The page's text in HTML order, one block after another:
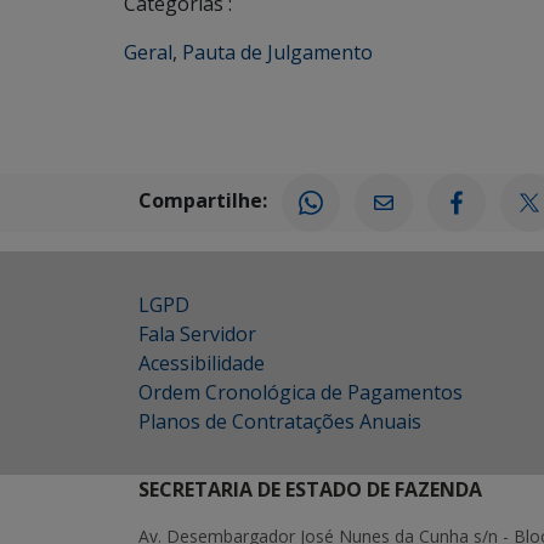
Geral, Pauta de Julgamento
Compartilhe:
LGPD
Fala Servidor
Acessibilidade
Ordem Cronológica de Pagamentos
Planos de Contratações Anuais
SECRETARIA DE ESTADO DE FAZENDA
Av. Desembargador José Nunes da Cunha s/n -